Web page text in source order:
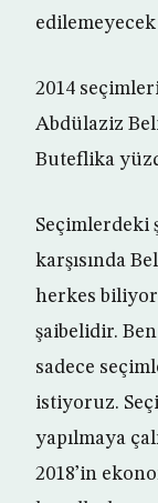
2014
Abdülaziz
Buteflika
Seçimlerdeki
karşısında
herkes biliyor
şaibelidir.
sadece
istiyoruz.
yapılmaya
2018’in